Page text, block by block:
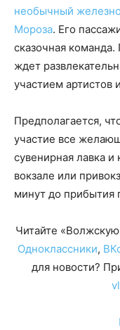
необычный
Мороза. Его
сказочная команда.
ждет
участием артистов
Предполагается,
участие все
сувенирная лавка
вокзале или
минут до прибытия
Читайте
Одноклассники,
для новости?